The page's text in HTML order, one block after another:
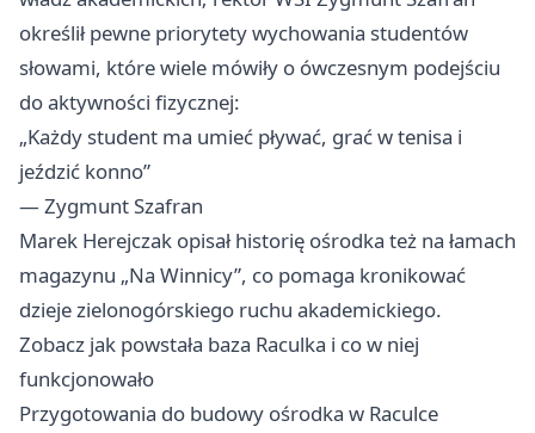
określił pewne priorytety wychowania studentów
słowami, które wiele mówiły o ówczesnym podejściu
do aktywności fizycznej:
„Każdy student ma umieć pływać, grać w tenisa i
jeździć konno”
— Zygmunt Szafran
Marek Herejczak opisał historię ośrodka też na łamach
magazynu „Na Winnicy”, co pomaga kronikować
dzieje zielonogórskiego ruchu akademickiego.
Zobacz jak powstała baza Raculka i co w niej
funkcjonowało
Przygotowania do budowy ośrodka w Raculce